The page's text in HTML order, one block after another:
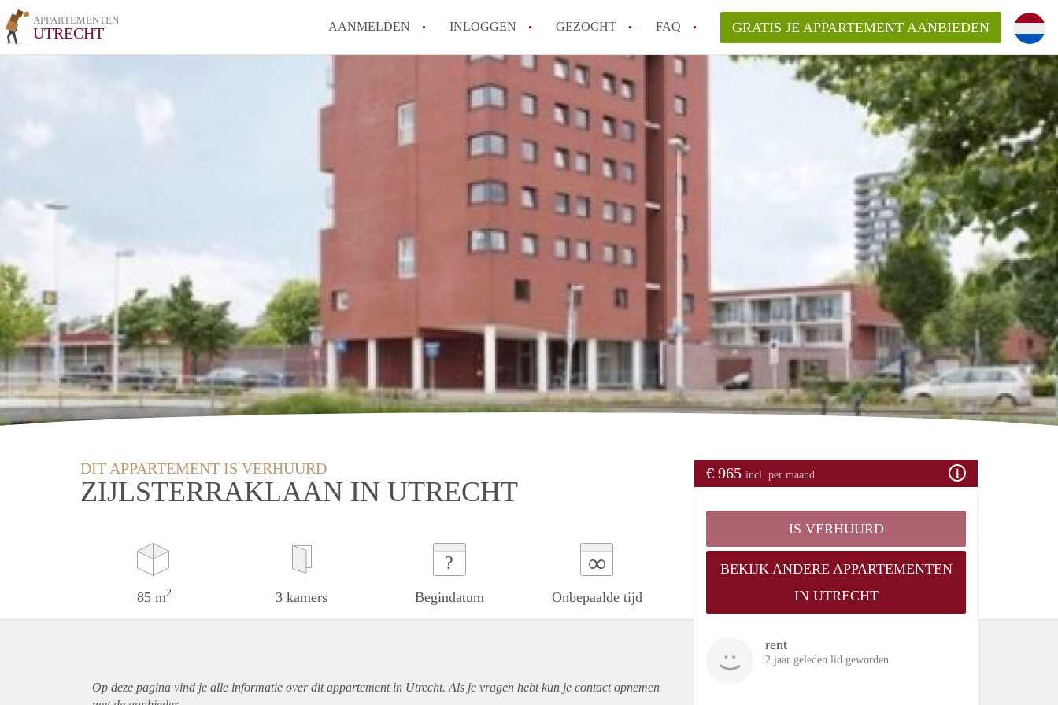
APPARTEMENTEN
UTRECHT AANMELDEN INLOGGEN GEZOCHT FAQ
How to translate AppartementenUtrecht!
Wat is AppartementenUtrecht?
Wat is de privacyverklaring van AppartementenUtrecht ?
Berekent AppartementenUtrecht
makelaarsvergoeding/bemiddelingsvergoeding?
Is AppartementenUtrecht verantwoordelijk voor het aangeboden
Appartement / Appartementen in Utrecht?
Alle veelgestelde vragen
GRATIS JE APPARTEMENT AANBIEDEN
DIT APPARTEMENT IS VERHUURD
ZIJLSTERRAKLAAN IN UTRECHT
85 m2 3 kamers
?
Begindatum
∞
Onbepaalde tijd
€ 965 incl. per maand
IS VERHUURD
BEKIJK ANDERE APPARTEMENTEN
IN UTRECHT
rent
2 jaar geleden lid geworden
Op deze pagina vind je alle informatie over ditappartementin Utrecht. Als je vragen hebt kun je contact opnemen